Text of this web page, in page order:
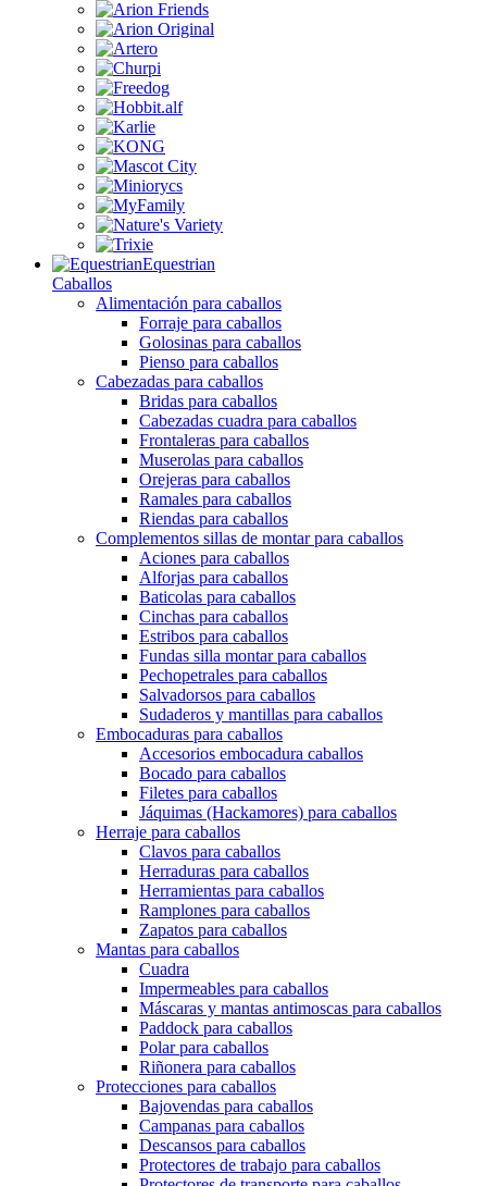
Equestrian
Caballos
Alimentación para caballos
Forraje para caballos
Golosinas para caballos
Pienso para caballos
Cabezadas para caballos
Bridas para caballos
Cabezadas cuadra para caballos
Frontaleras para caballos
Muserolas para caballos
Orejeras para caballos
Ramales para caballos
Riendas para caballos
Complementos sillas de montar para caballos
Aciones para caballos
Alforjas para caballos
Baticolas para caballos
Cinchas para caballos
Estribos para caballos
Fundas silla montar para caballos
Pechopetrales para caballos
Salvadorsos para caballos
Sudaderos y mantillas para caballos
Embocaduras para caballos
Accesorios embocadura caballos
Bocado para caballos
Filetes para caballos
Jáquimas (Hackamores) para caballos
Herraje para caballos
Clavos para caballos
Herraduras para caballos
Herramientas para caballos
Ramplones para caballos
Zapatos para caballos
Mantas para caballos
Cuadra
Impermeables para caballos
Máscaras y mantas antimoscas para caballos
Paddock para caballos
Polar para caballos
Riñonera para caballos
Protecciones para caballos
Bajovendas para caballos
Campanas para caballos
Descansos para caballos
Protectores de trabajo para caballos